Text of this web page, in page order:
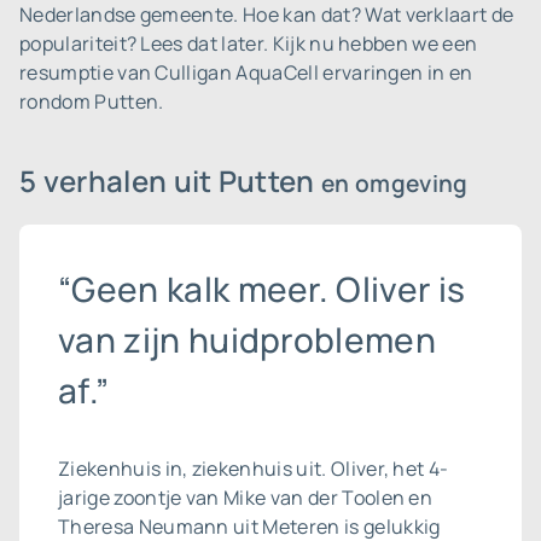
Nederlandse gemeente. Hoe kan dat? Wat verklaart de
populariteit? Lees dat later. Kijk nu hebben we een
resumptie van Culligan AquaCell ervaringen in en
rondom Putten.
5 verhalen uit Puttenen omgeving
“Geen kalk meer. Oliver is
van zijn huidproblemen
af.”
Ziekenhuis in, ziekenhuis uit. Oliver, het 4-
jarige zoontje van Mike van der Toolen en
Theresa Neumann uit Meteren is gelukkig